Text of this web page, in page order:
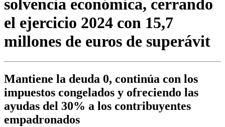
solvencia económica, cerrando
el ejercicio 2024 con 15,7
millones de euros de superávit
Mantiene la deuda 0, continúa con los
impuestos congelados y ofreciendo las
ayudas del 30% a los contribuyentes
empadronados